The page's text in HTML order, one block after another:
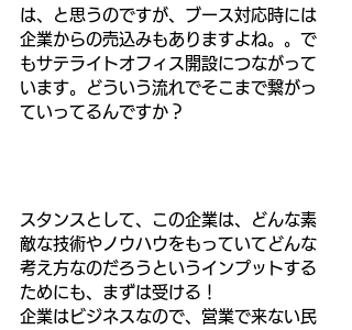
は、と思うのですが、ブース対応時には
企業からの売込みもありますよね。。で
もサテライトオフィス開設につながって
います。どういう流れでそこまで繋がっ
ていってるんですか？
スタンスとして、この企業は、どんな素
敵な技術やノウハウをもっていてどんな
考え方なのだろうというインプットする
ためにも、まずは受ける！
企業はビジネスなので、営業で来ない民